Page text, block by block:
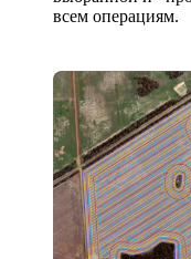
всем операциям.